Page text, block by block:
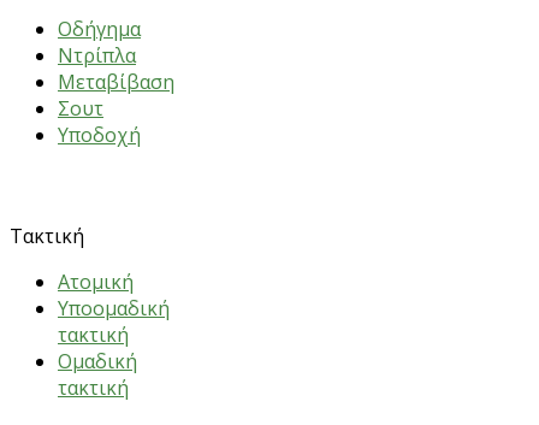
Oδήγημα
Nτρίπλα
Mεταβίβαση
Σουτ
Υποδοχή
Τακτική
Ατομική
Υποομαδική
τακτική
Ομαδική
τακτική